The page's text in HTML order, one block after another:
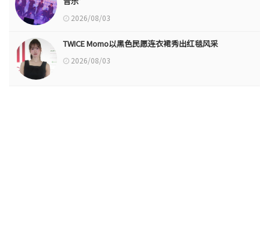
2026/08/03
TWICE Momo以黑色民愿连衣裙秀出红毯风采
2026/08/03